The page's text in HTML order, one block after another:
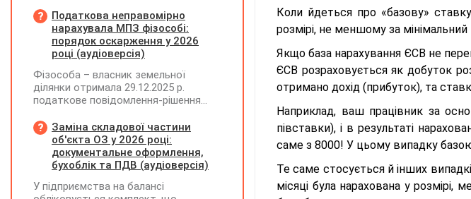
Коли йдеться про «базову»
розмірі, не меншому за
Якщо база нарахування ЄСВ не
ЄСВ розраховується як добуток
отримано дохід (прибуток), та
Наприклад, ваш працівник за
півставки), і в результаті
саме з 8000! У цьому випадку
Те саме стосується й інших
місяці була нарахована у
Податкова неправомірно
нарахувала МПЗ фізособі:
порядок оскарження у 2026
році (аудіоверсія)
Фізособа – власник земельної
ділянки отримала 29.12.2025 р.
податкове повідомлення-рішення
нарахування МПЗ за весь 2024 рік.
При цьому земельна ділянка була
передана в оренду приватному
підприємству за договором від
зареєстровано у Держреєстрі
Заміна складової частини
об'єкта ОЗ у 2026 році:
документальне оформлення,
бухоблік та ПДВ (аудіоверсія)
У підприємства на балансі